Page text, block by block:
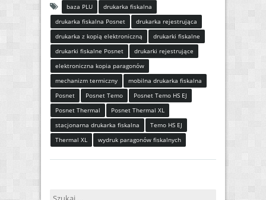
baza PLU
drukarka fiskalna
drukarka fiskalna Posnet
drukarka rejestrująca
drukarka z kopią elektroniczną
drukarki fiskalne
drukarki fiskalne Posnet
drukarki rejestrujące
elektroniczna kopia paragonów
mechanizm termiczny
mobilna drukarka fiskalna
Posnet
Posnet Temo
Posnet Temo HS EJ
Posnet Thermal
Posnet Thermal XL
stacjonarna drukarka fiskalna
Temo HS EJ
Thermal XL
wydruk paragonów fiskalnych
Szukaj: